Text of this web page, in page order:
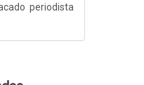
periodista